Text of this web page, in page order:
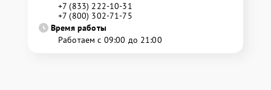
+7 (833) 222-10-31
+7 (800) 302-71-75
Время работы
Работаем с 09:00 до 21:00